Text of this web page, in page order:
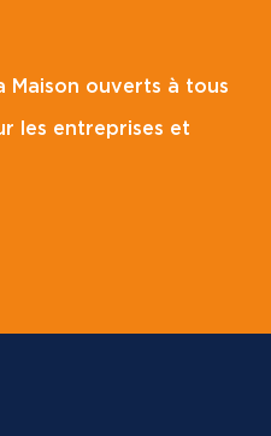
Maison ouverts à tous
les entreprises et